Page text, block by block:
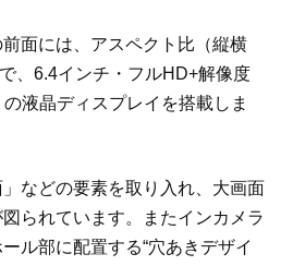
面には、アスペクト比（縦横
、6.4インチ・フルHD+解像度
の液晶ディスプレイを搭載しま
」などの要素を取り入れ、大画面
られています。またインカメラ
ル部に配置する“穴あきデザイ